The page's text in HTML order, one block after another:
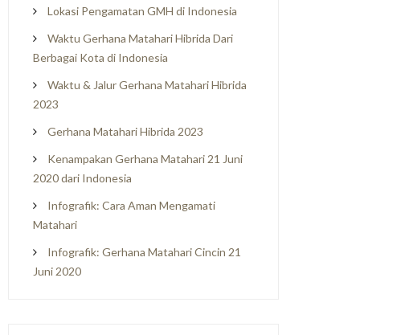
Lokasi Pengamatan GMH di Indonesia
Waktu Gerhana Matahari Hibrida Dari
Berbagai Kota di Indonesia
Waktu & Jalur Gerhana Matahari Hibrida
2023
Gerhana Matahari Hibrida 2023
Kenampakan Gerhana Matahari 21 Juni
2020 dari Indonesia
Infografik: Cara Aman Mengamati
Matahari
Infografik: Gerhana Matahari Cincin 21
Juni 2020